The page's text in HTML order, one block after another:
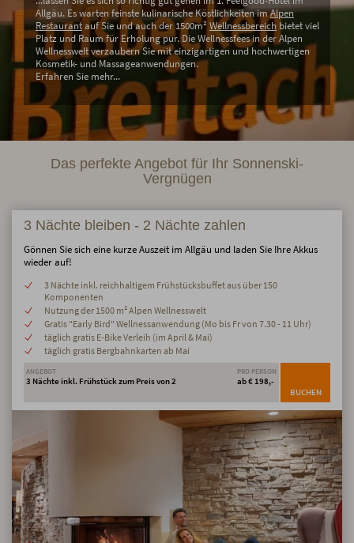
Allgäu. Es warten feinste kulinarische Köstlichkeiten imAlpen
Restaurantauf Sie und auch der 1500m²Wellnessbereich bietet viel
Platz und Raum für Erholung pur. Die Wellnessfees in der Alpen
Wellnesswelt verzaubern Sie mit einzigartigen und hochwertigen
Kosmetik- und Massageanwendungen.
Erfahren Sie mehr...
Das perfekte Angebot für Ihr Sonnenski-
Vergnügen
3 Nächte bleiben - 2 Nächte zahlen
Gönnen Sie sich eine kurze Auszeit im Allgäu und laden Sie Ihre Akkus
wieder auf!
3 Nächte inkl. reichhaltigem Frühstücksbuffet aus über 150
Komponenten
Nutzung der 1500 m² Alpen Wellnesswelt
Gratis "Early Bird" Wellnessanwendung (Mo bis Fr von 7.30 - 11 Uhr)
täglich gratis E-Bike Verleih (im April & Mai)
täglich gratis Bergbahnkarten ab Mai
ANGEBOT
3 Nächte inkl. Frühstück zum Preis von 2
PRO PERSON
ab € 198,-
BUCHEN